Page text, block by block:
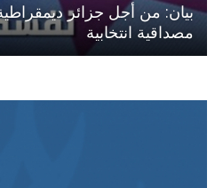
بيان: من أجل جزائر
مصداقية انتخابية